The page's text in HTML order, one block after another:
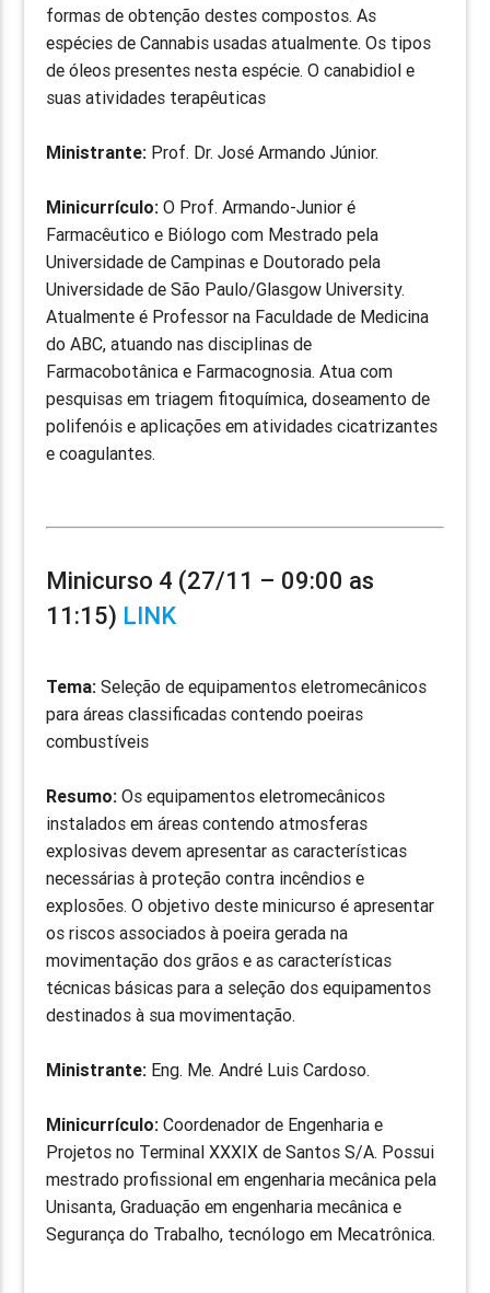
formas de obtenção destes compostos. As
espécies de Cannabis usadas atualmente. Os tipos
de óleos presentes nesta espécie. O canabidiol e
suas atividades terapêuticas
Ministrante: Prof. Dr. José Armando Júnior.
Minicurrículo:O Prof. Armando-Junior é
Farmacêutico e Biólogo com Mestrado pela
Universidade de Campinas e Doutorado pela
Universidade de São Paulo/Glasgow University.
Atualmente é Professor na Faculdade de Medicina
do ABC, atuando nas disciplinas de
Farmacobotânica e Farmacognosia. Atua com
pesquisas em triagem fitoquímica, doseamento de
polifenóis e aplicações em atividades cicatrizantes
e coagulantes.
Minicurso 4 (27/11 – 09:00 as
11:15) LINK
Tema:Seleção de equipamentos eletromecânicos
para áreas classificadas contendo poeiras
combustíveis
Resumo:Os equipamentos eletromecânicos
instalados em áreas contendo atmosferas
explosivas devem apresentar as características
necessárias à proteção contra incêndios e
explosões. O objetivo deste minicurso é apresentar
os riscos associados à poeira gerada na
movimentação dos grãos e as características
técnicas básicas para a seleção dos equipamentos
destinados à sua movimentação.
Ministrante: Eng. Me. André Luis Cardoso.
Minicurrículo:Coordenador de Engenharia e
Projetos no Terminal XXXIX de Santos S/A. Possui
mestrado profissional em engenharia mecânica pela
Unisanta, Graduação em engenharia mecânica e
Segurança do Trabalho, tecnólogo em Mecatrônica.